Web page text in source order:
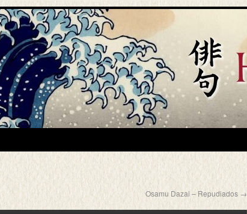
Osamu Dazai – Repudiados →